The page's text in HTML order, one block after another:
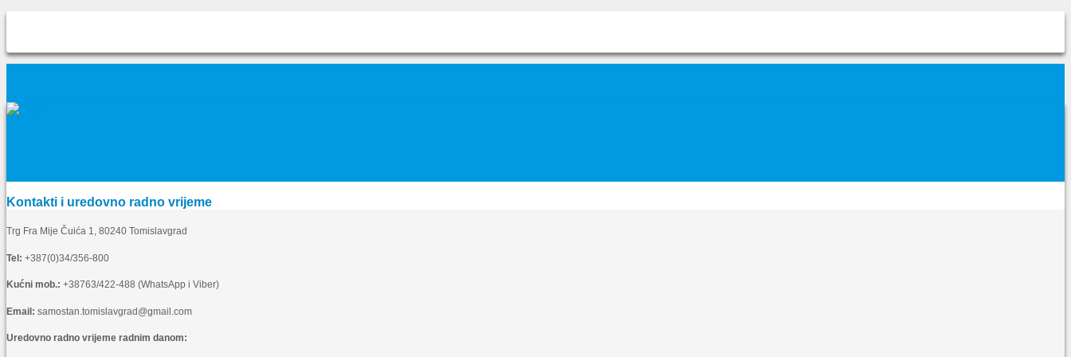
Kontakti i uredovno radno vrijeme
Trg Fra Mije Čuića 1, 80240 Tomislavgrad
Tel: +387(0)34/356-800
Kućni mob.: +38763/422-488 (WhatsApp i Viber)
Email: samostan.tomislavgrad@gmail.com
Uredovno radno vrijeme radnim danom: